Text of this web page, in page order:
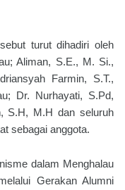
turut dihadiri oleh
Aliman, S.E., M. Si.,
Farmin, S.T.,
Dr. Nurhayati, S.Pd,
S.H, M.H dan seluruh
sebagai anggota.
dalam Menghalau
Gerakan Alumni